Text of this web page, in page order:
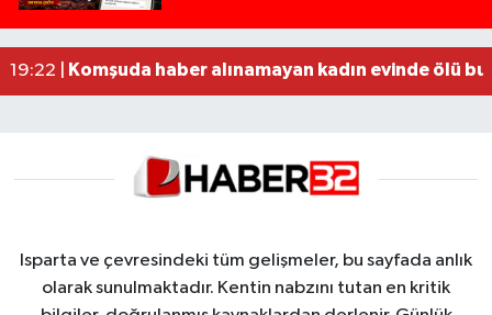
02:26 |MOTOSİKLETLE ÇARPIŞAN OTOMOBİL GÜL
19:22 |
Komşuda haber alınamayan kadın evinde ölü
Isparta ve çevresindeki tüm gelişmeler, bu sayfada anlık
olarak sunulmaktadır. Kentin nabzını tutan en kritik